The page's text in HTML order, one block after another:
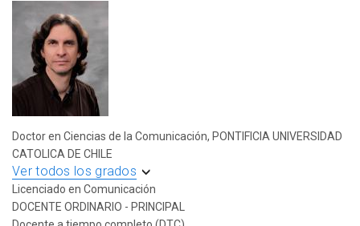
Doctor en Ciencias de la Comunicación, PONTIFICIA UNIVERSIDAD
CATOLICA DE CHILE
Ver todos los grados
Licenciado en Comunicación
DOCENTE ORDINARIO - PRINCIPAL